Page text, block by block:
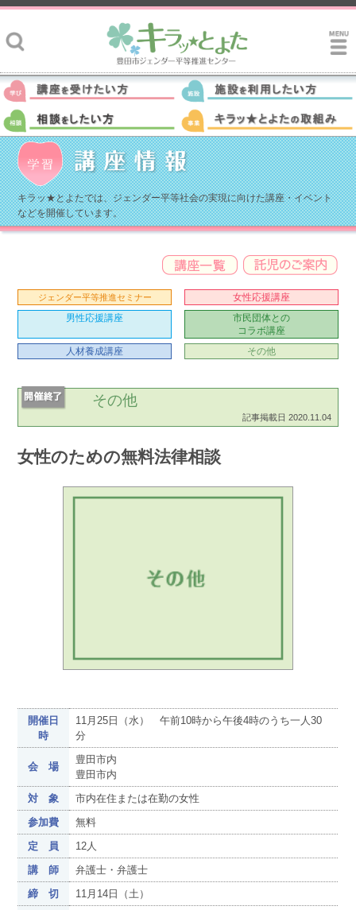
キラッ★とよたでは、ジェンダー平等社会の実現に向けた講座・イベント
などを開催しています。
ジェンダー平等推進セミナー
女性応援講座
男性応援講座
市民団体との
コラボ講座
人材養成講座
その他
その他
記事掲載日 2020.11.04
女性のための無料法律相談
開催日
時
11月25日（水） 午前10時から午後4時のうち一人30
分
会 場
豊田市内
豊田市内
対 象
市内在住または在勤の女性
参加費
無料
定 員
12人
講 師
弁護士・弁護士
締 切
11月14日（土）